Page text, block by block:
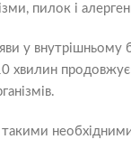
пилок і
у
хвилин